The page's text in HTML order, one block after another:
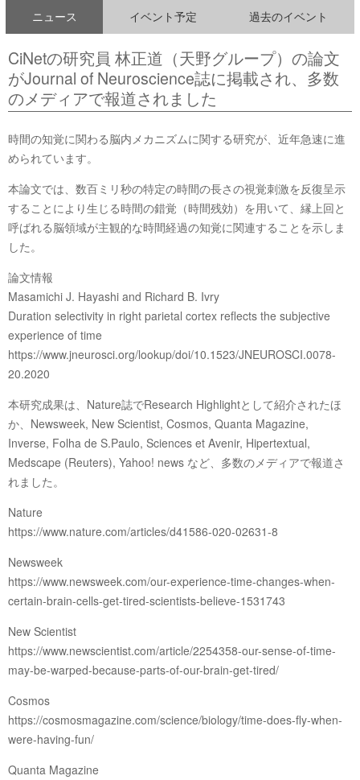
ニュース イベント予定 過去のイベント
CiNetの研究員 林正道（天野グループ）の論文
がJournal of Neuroscience誌に掲載され、多数
のメディアで報道されました
時間の知覚に関わる脳内メカニズムに関する研究が、近年急速に進
められています。
本論文では、数百ミリ秒の特定の時間の長さの視覚刺激を反復呈示
することにより生じる時間の錯覚（時間残効）を用いて、縁上回と
呼ばれる脳領域が主観的な時間経過の知覚に関連することを示しま
した。
論文情報
Masamichi J. Hayashi and Richard B. Ivry
Duration selectivity in right parietal cortex reflects the subjective
experience of time
https://www.jneurosci.org/lookup/doi/10.1523/JNEUROSCI.0078-
20.2020
本研究成果は、Nature誌でResearch Highlightとして紹介されたほ
か、Newsweek, New Scientist, Cosmos, Quanta Magazine,
Inverse, Folha de S.Paulo, Sciences et Avenir, Hipertextual,
Medscape (Reuters), Yahoo! news など、多数のメディアで報道さ
れました。
Nature
https://www.nature.com/articles/d41586-020-02631-8
Newsweek
https://www.newsweek.com/our-experience-time-changes-when-
certain-brain-cells-get-tired-scientists-believe-1531743
New Scientist
https://www.newscientist.com/article/2254358-our-sense-of-time-
may-be-warped-because-parts-of-our-brain-get-tired/
Cosmos
https://cosmosmagazine.com/science/biology/time-does-fly-when-
were-having-fun/
Quanta Magazine